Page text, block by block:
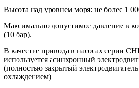
Высота над уровнем моря: не более 1
Максимально допустимое давление в
(10 бар).
В качестве привода в насосах серии
используется асинхронный
(полностью закрытый
охлаждением).